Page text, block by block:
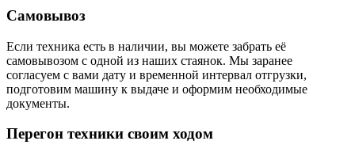
Самовывоз
Если техника есть в наличии, вы можете забрать её
самовывозом с одной из наших стаянок. Мы заранее
согласуем с вами дату и временной интервал отгрузки,
подготовим машину к выдаче и оформим необходимые
документы.
Перегон техники своим ходом